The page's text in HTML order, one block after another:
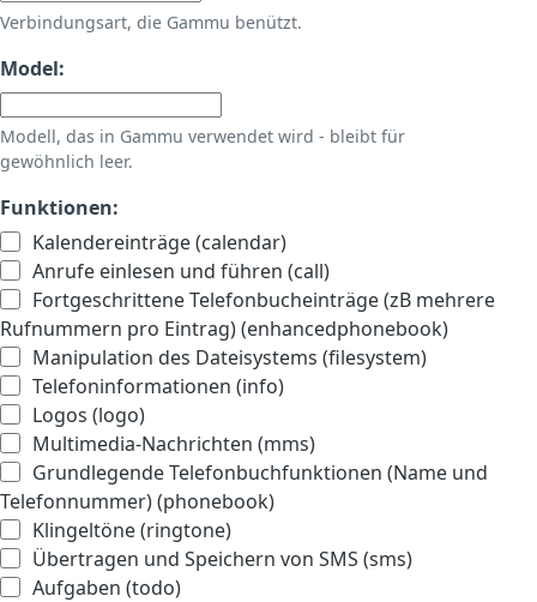
Verbindungsart, die Gammu benützt.
Model:
Modell, das in Gammu verwendet wird - bleibt für
gewöhnlich leer.
Funktionen:
Kalendereinträge (calendar)
Anrufe einlesen und führen (call)
Fortgeschrittene Telefonbucheinträge (zB mehrere
Rufnummern pro Eintrag) (enhancedphonebook)
Manipulation des Dateisystems (filesystem)
Telefoninformationen (info)
Logos (logo)
Multimedia-Nachrichten (mms)
Grundlegende Telefonbuchfunktionen (Name und
Telefonnummer) (phonebook)
Klingeltöne (ringtone)
Übertragen und Speichern von SMS (sms)
Aufgaben (todo)